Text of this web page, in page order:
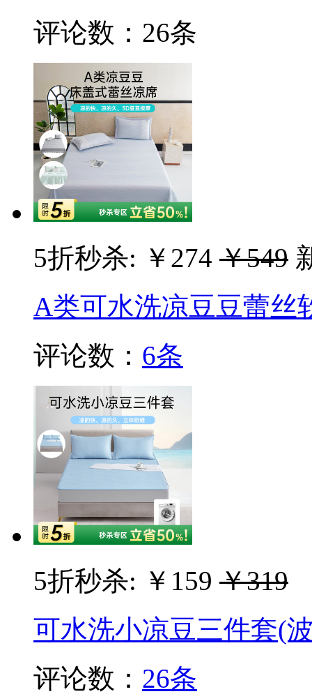
评论数： 26条
5折秒杀: ￥274 ￥549
A类可水洗凉豆豆蕾丝
评论数： 6条
5折秒杀: ￥159 ￥319
可水洗小凉豆三件套(
评论数： 26条